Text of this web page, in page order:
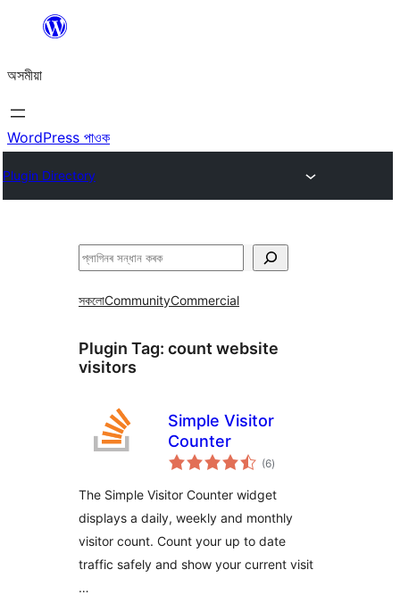
বিষয়বস্তুলৈ
যাওক
অসমীয়া
WordPress পাওক
Plugin Directory
সন্ধান
সকলোCommunityCommercial
Plugin Tag: count website
visitors
Simple Visitor
Counter
(6টা
মুঠ)
The Simple Visitor Counter widget
displays a daily, weekly and monthly
visitor count. Count your up to date
traffic safely and show your current visit
…